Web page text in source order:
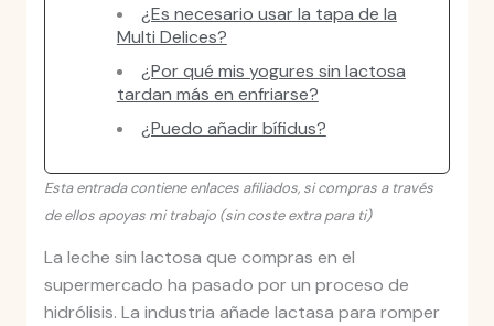
¿Es necesario usar la tapa de la
Multi Delices?
¿Por qué mis yogures sin lactosa
tardan más en enfriarse?
¿Puedo añadir bífidus?
Esta entrada contiene enlaces afiliados, si compras a través
de ellos apoyas mi trabajo (sin coste extra para ti)
La leche sin lactosa que compras en el
supermercado ha pasado por un proceso de
hidrólisis. La industria añade lactasa para romper